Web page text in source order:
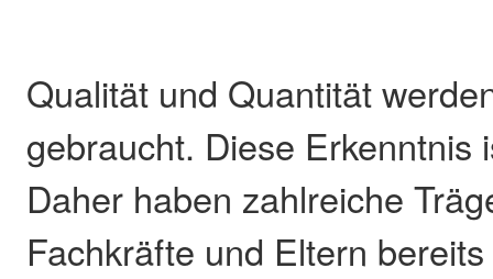
Qualität und Quantität
gebraucht. Diese Erkenntnis
Daher haben zahlreiche
Fachkräfte und Eltern